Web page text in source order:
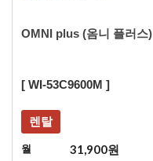
OMNI plus (옴니 플러스)
[ WI-53C9600M ]
렌탈
월 31,900원